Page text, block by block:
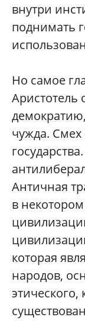
внутри
поднимать
Но самое
Аристотель
чужда.
Античная
в
которая
народов,
этического,